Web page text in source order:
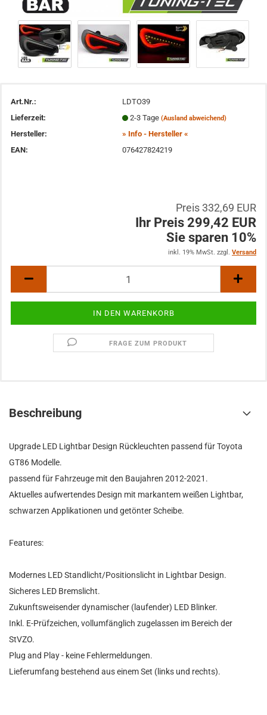
Art.Nr.:
LDTO39
Lieferzeit:
2-3 Tage (Ausland abweichend)
Hersteller:
» Info - Hersteller «
EAN:
076427824219
Preis 332,69 EUR
Ihr Preis 299,42 EUR
Sie sparen 10%
inkl. 19% MwSt. zzgl. Versand
FRAGE ZUM PRODUKT
Beschreibung
Upgrade LED Lightbar Design Rückleuchten passend für Toyota
GT86 Modelle.
passend für Fahrzeuge mit den Baujahren 2012-2021.
Aktuelles aufwertendes Design mit markantem weißen Lightbar,
schwarzen Applikationen und getönter Scheibe.
Features:
Modernes LED Standlicht/Positionslicht in Lightbar Design.
Sicheres LED Bremslicht.
Zukunftsweisender dynamischer (laufender) LED Blinker.
Inkl. E-Prüfzeichen, vollumfänglich zugelassen im Bereich der
StVZO.
Plug and Play - keine Fehlermeldungen.
Lieferumfang bestehend aus einem Set (links und rechts).